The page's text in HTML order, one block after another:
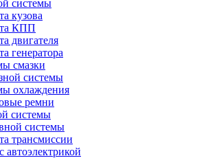
системы
кузова
КПП
двигателя
генератора
смазки
системы
охлаждения
ремни
системы
системы
трансмиссии
автоэлектрикой